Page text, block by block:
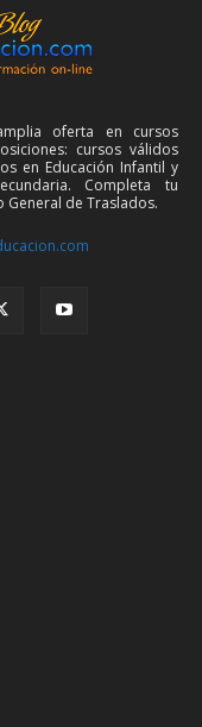
oferta en cursos
cursos válidos
en Educación Infantil y
Completa tu
General de Traslados.